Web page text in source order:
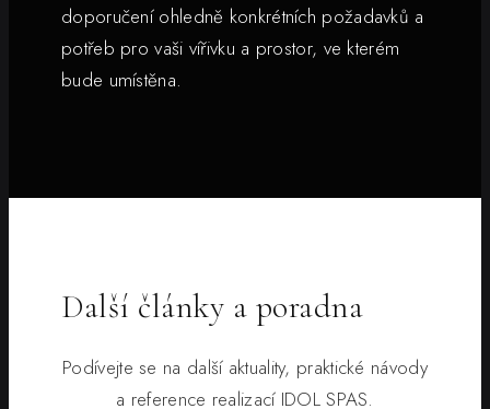
doporučení ohledně konkrétních požadavků a
potřeb pro vaši vířivku a prostor, ve kterém
bude umístěna.
Další články a poradna
Podívejte se na další aktuality, praktické návody
a reference realizací IDOL SPAS.